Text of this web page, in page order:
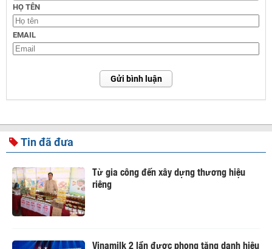
HỌ TÊN
EMAIL
Gửi bình luận
Tin đã đưa
Từ gia công đến xây dựng thương hiệu
riêng
Vinamilk 2 lần được phong tặng danh hiệu